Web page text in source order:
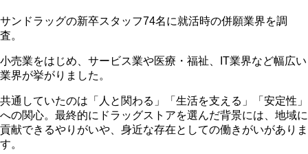
サンドラッグの新卒スタッフ74名に就活時の併願業界を調
査。
小売業をはじめ、サービス業や医療・福祉、IT業界など幅広い
業界が挙がりました。
共通していたのは「人と関わる」「生活を支える」「安定性」
への関心。最終的にドラッグストアを選んだ背景には、地域に
貢献できるやりがいや、身近な存在としての働きがいがありま
す。